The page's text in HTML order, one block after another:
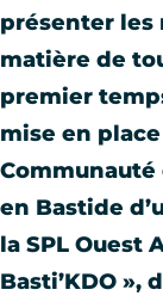
présenter les
matière de
premier
mise en
Communauté
en Bastide
la SPL Ouest
Basti’KDO »,